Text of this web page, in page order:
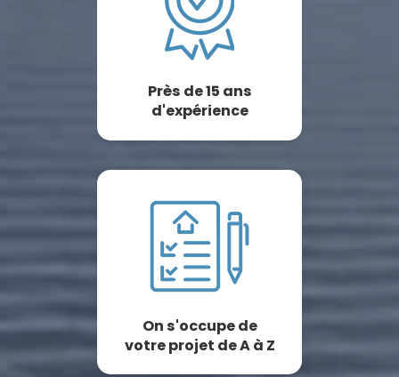
Près de 15 ans
d'expérience
On s'occupe de
votre projet de A à Z